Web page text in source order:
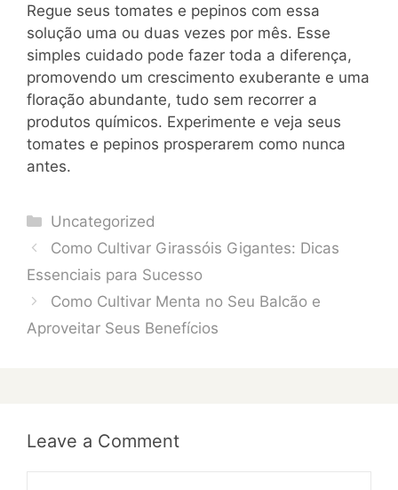
Regue seus tomates e pepinos com essa
solução uma ou duas vezes por mês. Esse
simples cuidado pode fazer toda a diferença,
promovendo um crescimento exuberante e uma
floração abundante, tudo sem recorrer a
produtos químicos. Experimente e veja seus
tomates e pepinos prosperarem como nunca
antes.
Categories
Uncategorized
Como Cultivar Girassóis Gigantes: Dicas
Essenciais para Sucesso
Como Cultivar Menta no Seu Balcão e
Aproveitar Seus Benefícios
Leave a Comment